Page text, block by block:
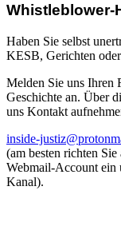
Whistleblower-
Haben Sie selbst
KESB, Gerichten
Melden Sie uns Ihren
Geschichte an. Über
uns Kontakt
inside-
(am besten richten
Webmail-Account ein
Kanal).